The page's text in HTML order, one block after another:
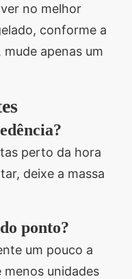
no melhor
conforme a
apenas um
perto da hora
deixe a massa
ponto?
um pouco a
unidades